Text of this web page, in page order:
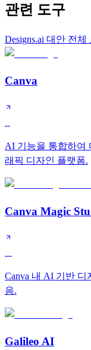
관련 도구
Designs.ai 대안 전체
Canva
AI 기능을 통합하여
래픽 디자인 플랫폼.
Canva Magic
Canva 내 AI 기반
음.
Galileo AI